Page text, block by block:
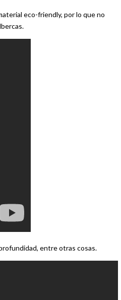
eco-friendly, por lo que no
entre otras cosas.